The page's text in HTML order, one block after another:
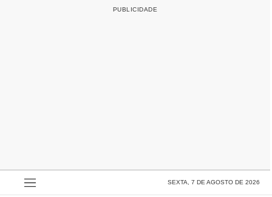
SEXTA, 7 DE AGOSTO DE 2026